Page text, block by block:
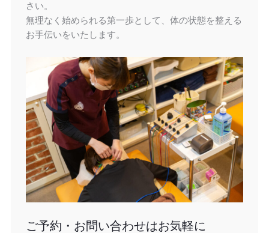
さい。
無理なく始められる第一歩として、体の状態を整える
お手伝いをいたします。
ご予約・お問い合わせはお気軽に